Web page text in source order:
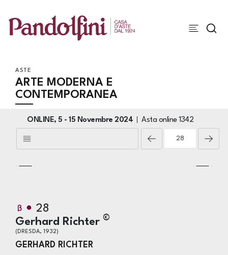
ASTE
ARTE MODERNA E
CONTEMPORANEA
ONLINE, 5 - 15 Novembre 2024 Asta online 1342
28
Gerhard Richter ©
(DRESDA, 1932)
GERHARD RICHTER